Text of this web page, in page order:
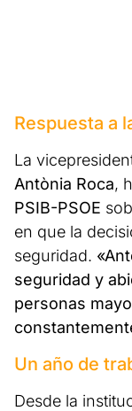
Respuesta a
La
Antònia Roca,
PSIB-PSOE
en que la
seguridad.
seguridad y
personas
Un año de
Desde la